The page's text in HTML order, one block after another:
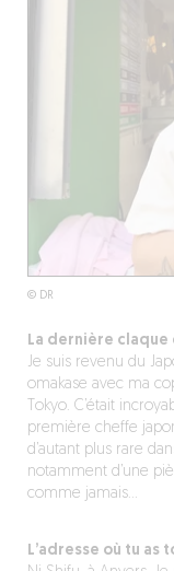
© DR
La dernière claque
Je suis revenu du
omakase avec ma
Tokyo. C’était
première cheffe
d’autant plus rare
notamment d’une
comme jamais…
L’adresse où tu as